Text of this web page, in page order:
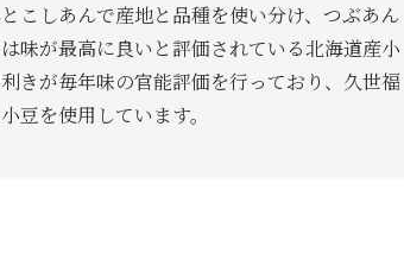
こしあんで産地と品種を使い分け、つぶあん
味が最高に良いと評価されている北海道産小
きが毎年味の官能評価を行っており、久世福
豆を使用しています。